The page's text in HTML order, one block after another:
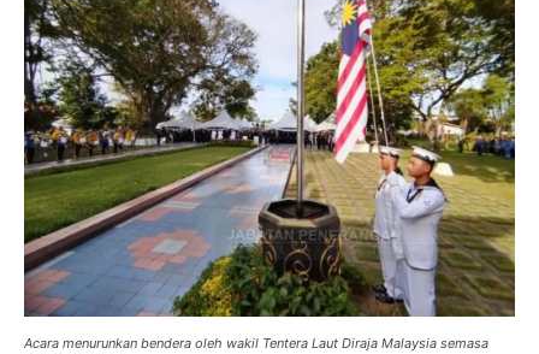
Acara menurunkan bendera oleh wakil Tentera Laut Diraja Malaysia semasa